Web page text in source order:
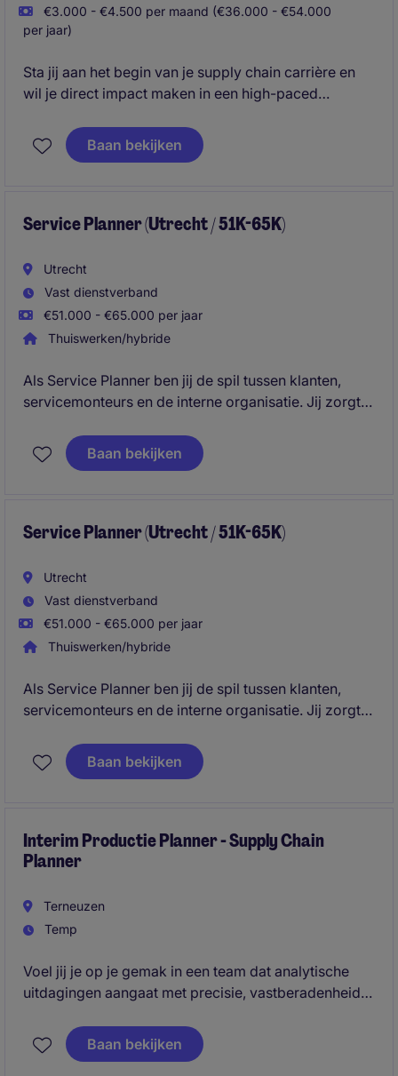
€3.000 - €4.500 per maand (€36.000 - €54.000
per jaar)
Sta jij aan het begin van je supply chain carrière en
wil je direct impact maken in een high-paced
ben jij de schakel tussen verkoop, productie en
levering. Je leert hoe je vraag vertaalt naar concrete
Baan bekijken
Service Planner (Utrecht / 51K-65K)
Utrecht
Vast dienstverband
€51.000 - €65.000 per jaar
Thuiswerken/hybride
Als Service Planner ben jij de spil tussen klanten,
servicemonteurs en de interne organisatie. Jij zorgt
installatiewerkzaamheden efficiënt en volgens
afspraak worden ingepland.
Baan bekijken
Service Planner (Utrecht / 51K-65K)
Utrecht
Vast dienstverband
€51.000 - €65.000 per jaar
Thuiswerken/hybride
Als Service Planner ben jij de spil tussen klanten,
servicemonteurs en de interne organisatie. Jij zorgt
installatiewerkzaamheden efficiënt en volgens
afspraak worden ingepland.
Baan bekijken
Interim Productie Planner - Supply Chain
Planner
Terneuzen
Temp
Voel jij je op je gemak in een team dat analytische
uitdagingen aangaat met precisie, vastberadenheid
druk nodig kan zijn om de beste resultaten te
bereiken, zolang er op een constructieve manier en
Baan bekijken